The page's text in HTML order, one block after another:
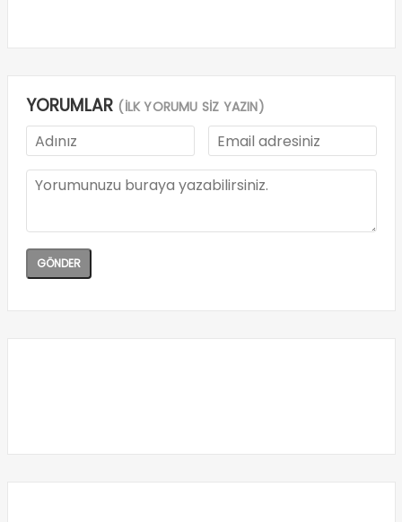
YORUMLAR (İLK YORUMU SİZ YAZIN)